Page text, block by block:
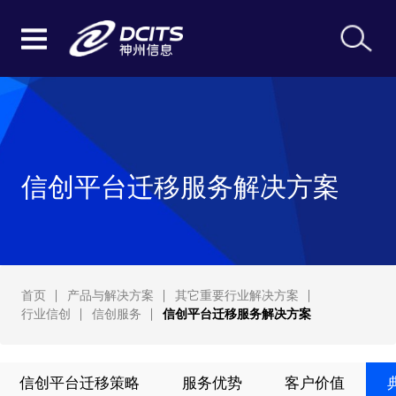
信创平台迁移服务解决方案
首页 产品与解决方案
其它重要行业解决方案
行业信创
信创服务 信创平台迁移服务解决方案
信创平台迁移策略 服务优势 客户价值